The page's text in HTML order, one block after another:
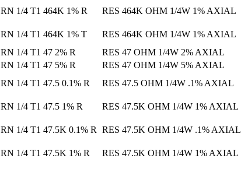
RN 1/4 T1 464K 1% R
RES 464K OHM 1/4W 1% AXIAL
RN 1/4 T1 464K 1% T
RES 464K OHM 1/4W 1% AXIAL
RN 1/4 T1 47 2% R
RES 47 OHM 1/4W 2% AXIAL
RN 1/4 T1 47 5% R
RES 47 OHM 1/4W 5% AXIAL
RN 1/4 T1 47.5 0.1% R
RES 47.5 OHM 1/4W .1% AXIAL
RN 1/4 T1 47.5 1% R
RES 47.5K OHM 1/4W 1% AXIAL
RN 1/4 T1 47.5K 0.1% R
RES 47.5K OHM 1/4W .1% AXIAL
RN 1/4 T1 47.5K 1% R
RES 47.5K OHM 1/4W 1% AXIAL